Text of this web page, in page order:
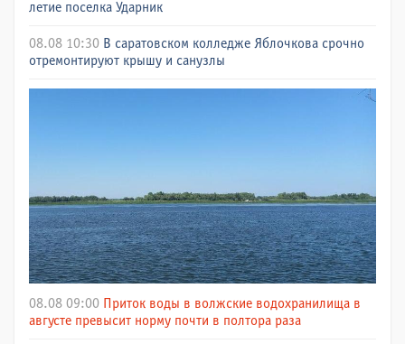
летие поселка Ударник
08.08 10:30 В саратовском колледже Яблочкова срочно
отремонтируют крышу и санузлы
08.08 09:00 Приток воды в волжские водохранилища в
августе превысит норму почти в полтора раза